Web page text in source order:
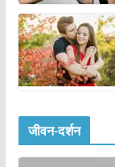
जीवन-दर्शन